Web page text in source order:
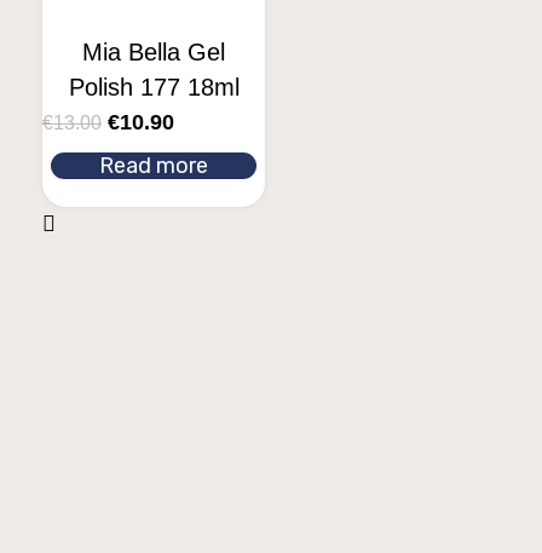
Mia Bella Gel
Polish 177 18ml
€13.00 €10.90
Read more